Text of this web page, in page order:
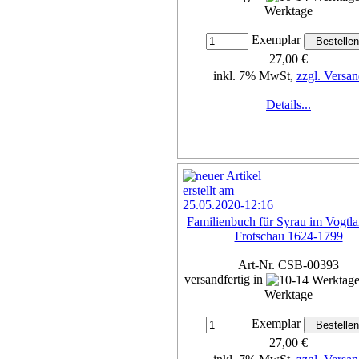
Werktage
Exemplar
27,00 €
inkl. 7% MwSt, zzgl.
Details...
Familienbuch für Syrau im
Frotschau 1624-1799
Art-Nr. CSB-00393
versandfertig in
Werktage
Exemplar
27,00 €